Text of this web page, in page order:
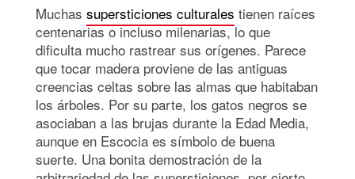
Muchas supersticiones culturales tienen raíces
centenarias o incluso milenarias, lo que
dificulta mucho rastrear sus orígenes. Parece
que tocar madera proviene de las antiguas
creencias celtas sobre las almas que habitaban
los árboles. Por su parte, los gatos negros se
asociaban a las brujas durante la Edad Media,
aunque en Escocia es símbolo de buena
suerte. Una bonita demostración de la